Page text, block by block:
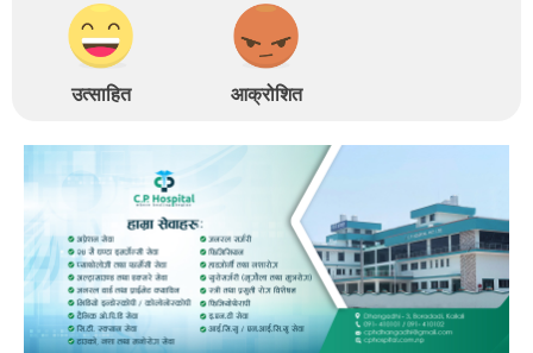
उत्साहित आक्रोशित